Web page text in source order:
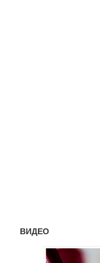
ВИДЕО